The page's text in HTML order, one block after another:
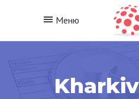
Меню